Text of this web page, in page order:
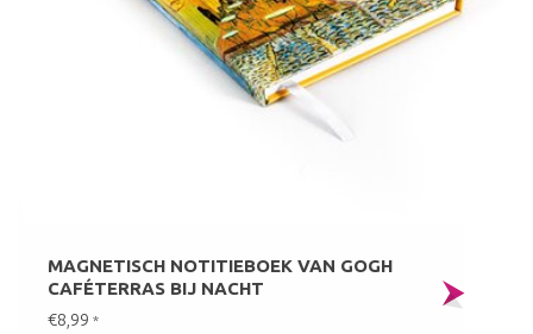
MAGNETISCH NOTITIEBOEK VAN GOGH
CAFÉTERRAS BIJ NACHT
€8,99 *